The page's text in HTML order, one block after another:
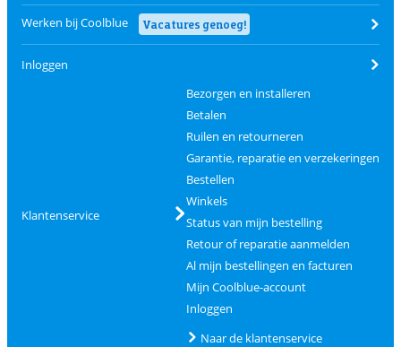
Werken bij Coolblue Vacatures genoeg!
Inloggen
Klantenservice
Bezorgen en installeren
Betalen
Ruilen en retourneren
Garantie, reparatie en verzekeringen
Bestellen
Winkels
Status van mijn bestelling
Retour of reparatie aanmelden
Al mijn bestellingen en facturen
Mijn Coolblue-account
Inloggen
Naar de klantenservice